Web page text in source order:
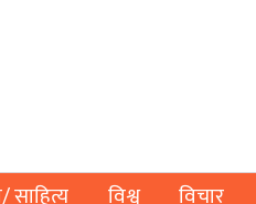
साहित्य विश्व विचार